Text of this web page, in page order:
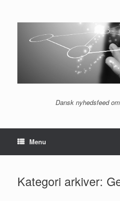
indhold
Dansk nyhedsfeed
Menu
Kategori arkiver: